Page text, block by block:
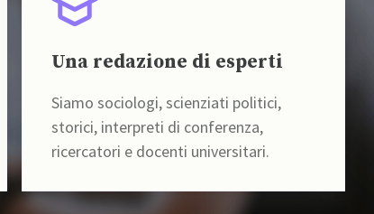
Una redazione di esperti
Siamo sociologi, scienziati politici,
storici, interpreti di conferenza,
ricercatori e docenti universitari.